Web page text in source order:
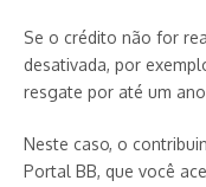
Se o crédito não for
desativada, por
resgate por até um
Neste caso, o
Portal BB, que você